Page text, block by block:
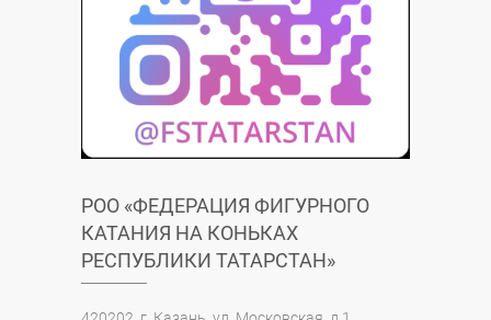
РОО «ФЕДЕРАЦИЯ ФИГУРНОГО
КАТАНИЯ НА КОНЬКАХ
РЕСПУБЛИКИ ТАТАРСТАН»